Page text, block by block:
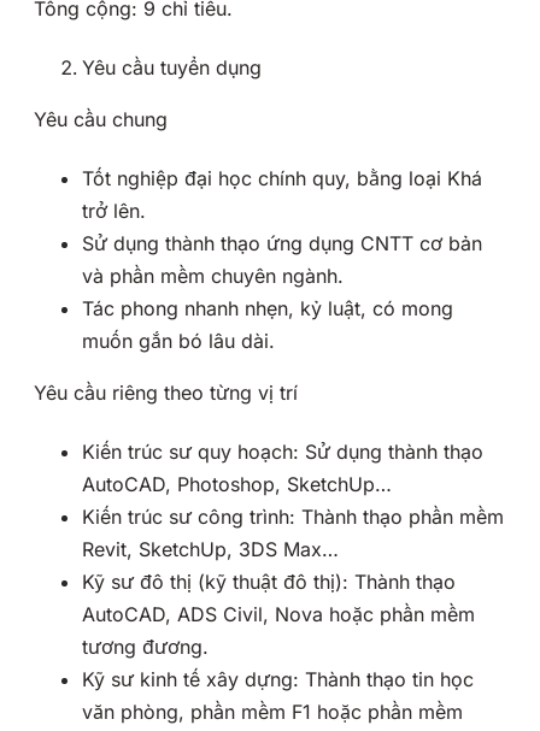
Tổng cộng: 9 chỉ tiêu.
Yêu cầu tuyển dụng
Yêu cầu chung
Tốt nghiệp đại học chính quy, bằng loại Khá
trở lên.
Sử dụng thành thạo ứng dụng CNTT cơ bản
và phần mềm chuyên ngành.
Tác phong nhanh nhẹn, kỷ luật, có mong
muốn gắn bó lâu dài.
Yêu cầu riêng theo từng vị trí
Kiến trúc sư quy hoạch: Sử dụng thành thạo
AutoCAD, Photoshop, SketchUp…
Kiến trúc sư công trình: Thành thạo phần mềm
Revit, SketchUp, 3DS Max…
Kỹ sư đô thị (kỹ thuật đô thị): Thành thạo
AutoCAD, ADS Civil, Nova hoặc phần mềm
tương đương.
Kỹ sư kinh tế xây dựng: Thành thạo tin học
văn phòng, phần mềm F1 hoặc phần mềm